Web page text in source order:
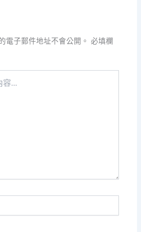
電子郵件地址不會公開。 必填欄